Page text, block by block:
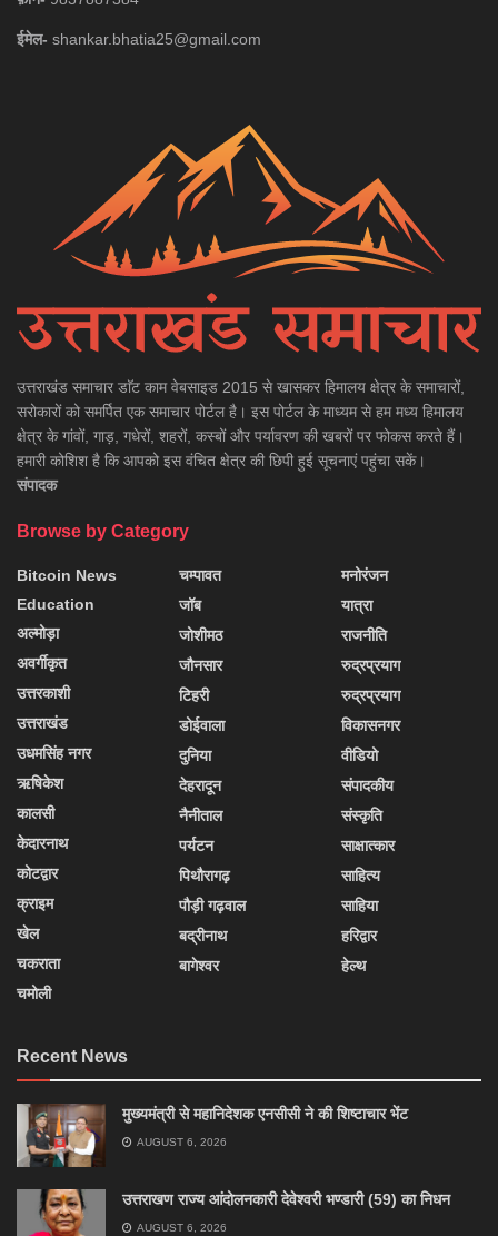
ईमेल- shankar.bhatia25@gmail.com
उत्तराखंड समाचार डाॅट काम वेबसाइड 2015 से खासकर हिमालय क्षेत्र के समाचारों,
सरोकारों को समर्पित एक समाचार पोर्टल है। इस पोर्टल के माध्यम से हम मध्य हिमालय
क्षेत्र के गांवों, गाड़, गधेरों, शहरों, कस्बों और पर्यावरण की खबरों पर फोकस करते हैं।
हमारी कोशिश है कि आपको इस वंचित क्षेत्र की छिपी हुई सूचनाएं पहुंचा सकें।
संपादक
Browse by Category
Bitcoin News
Education
अल्मोड़ा
अवर्गीकृत
उत्तरकाशी
उत्तराखंड
उधमसिंह नगर
ऋषिकेश
कालसी
केदारनाथ
कोटद्वार
क्राइम
खेल
चकराता
चमोली
चम्पावत
जॉब
जोशीमठ
जौनसार
टिहरी
डोईवाला
दुनिया
देहरादून
नैनीताल
पर्यटन
पिथौरागढ़
पौड़ी गढ़वाल
बद्रीनाथ
बागेश्वर
मनोरंजन
यात्रा
राजनीति
रुद्रप्रयाग
रुद्रप्रयाग
विकासनगर
वीडियो
संपादकीय
संस्कृति
साक्षात्कार
साहित्य
साहिया
हरिद्वार
हेल्थ
Recent News
मुख्यमंत्री से महानिदेशक एनसीसी ने की शिष्टाचार भेंट
AUGUST 6, 2026
उत्तराखण राज्य आंदोलनकारी देवेश्वरी भण्डारी (59) का निधन
AUGUST 6, 2026